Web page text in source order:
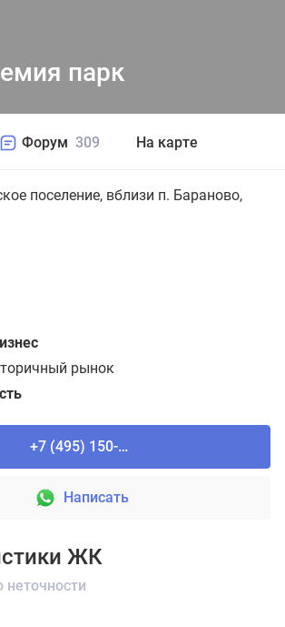
Форум 309 На карте
поселение вблизи п. Бараново,
рынок
+7 (495) 150-90-61
Написать
парк
ЖК